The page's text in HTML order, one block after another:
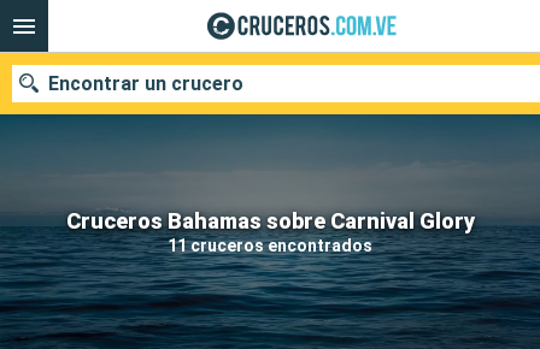
Cruceros Bahamas sobre Carnival Glory
11 cruceros encontrados
Encontrar un crucero
Nuestros destinos
Fecha de salida
Puertos Compañías